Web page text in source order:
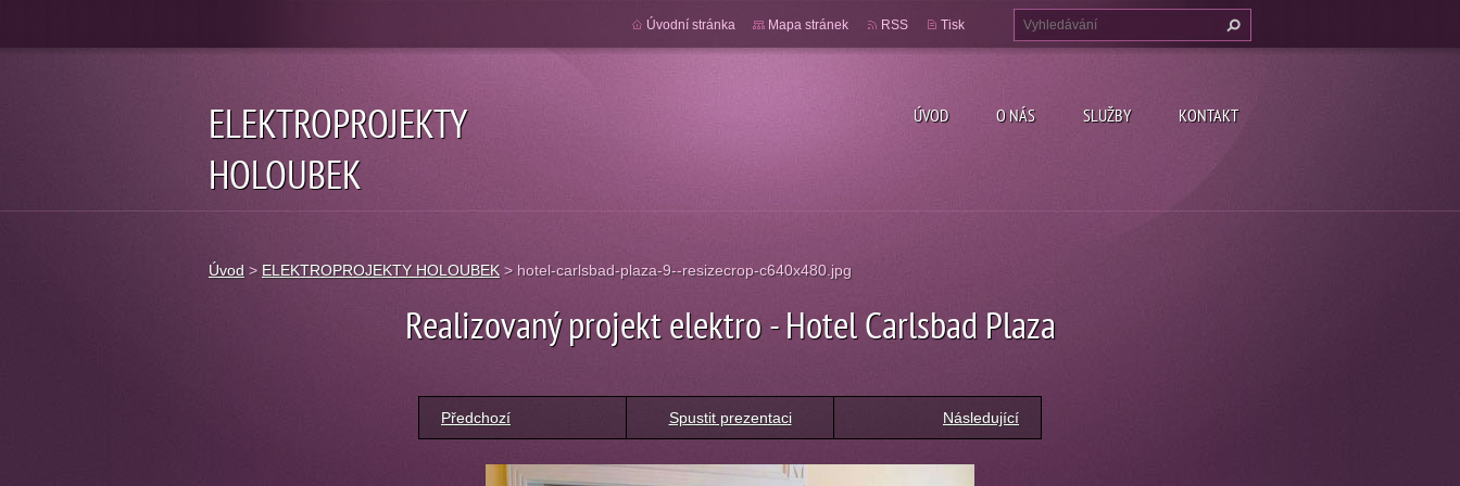
ELEKTROPROJEKTY
HOLOUBEK
ÚVOD O NÁS SLUŽBY KONTAKT
Úvodní stránka Mapa stránek RSS Tisk
Úvod > ELEKTROPROJEKTY HOLOUBEK > hotel-carlsbad-plaza-9--resizecrop-c640x480.jpg
Realizovaný projekt elektro - Hotel Carlsbad Plaza
Předchozí Spustit prezentaci Následující